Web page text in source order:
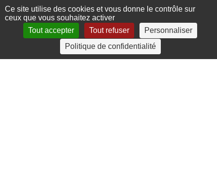
4 rue Crec’h-Ugen
22810 Belle Isle en Terre
Ce site utilise des cookies et vous donne le contrôle sur
ceux que vous souhaitez activer
Tout accepter
Tout refuser
Personnaliser
Politique de confidentialité